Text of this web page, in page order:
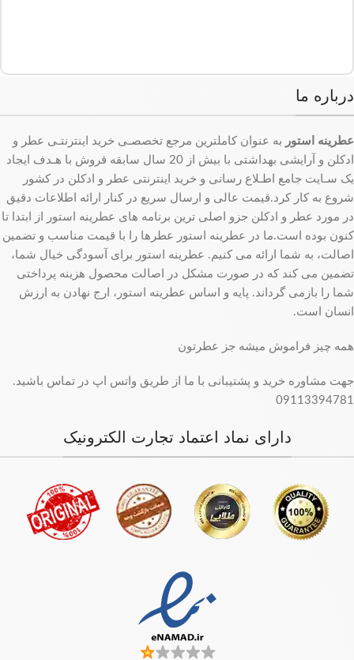
درباره ما
عطرینه استور به عنوان کاملترین مرجع تخصصـی خرید اینترنتـی عطر و
ادکلن و آرایشی بهداشتی با بیش از 20 سال سابقه فروش با هـدف ایجاد
یک سـایت جامع اطـلاع رسانی و خرید اینترنتی عطر و ادکلن در کشور
شروع به کار کرد.قیمت عالی و ارسال سریع در کنار ارائه اطلاعات دقیق
در مورد عطر و ادکلن جزو اصلی ترین برنامه های عطرینه استور از ابتدا تا
کنون بوده است.ما در عطرینه استور عطرها را با قیمت مناسب و تضمین
اصالت، به شما ارائه می کنیم. عطرینه استور برای آسودگی خیال شما،
تضمین می کند که در صورت مشکل در اصالت محصول هزینه پرداختی
شما را بازمی گرداند. پایه و اساس عطرینه استور، ارج نهادن به ارزش
انسان است.
همه چیز فراموش میشه جز عطرتون
جهت مشاوره خرید و پشتیبانی با ما از طریق واتس اپ در تماس باشید.
09113394781
دارای نماد اعتماد تجارت الکترونیک